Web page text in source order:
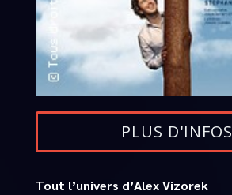
PLUS D'INFOS
Tout l’univers d’Alex Vizorek